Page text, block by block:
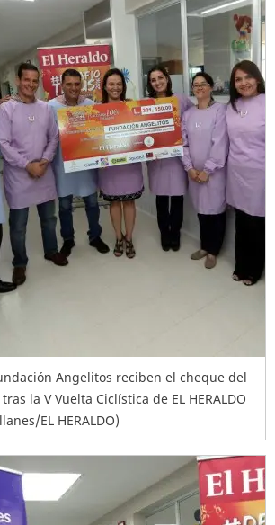
Angelitos reciben el cheque del
la V Vuelta Ciclística de EL HERALDO
EL HERALDO)